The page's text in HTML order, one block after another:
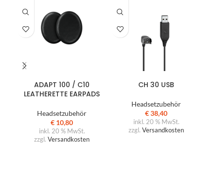
ADAPT 100 / C10
LEATHERETTE EARPADS
Headsetzubehör
€ 10,80
inkl. 20 % MwSt.
zzgl. Versandkosten
CH 30 USB
Headsetzubehör
€38,40
inkl. 20 % MwSt.
zzgl. Versandkosten